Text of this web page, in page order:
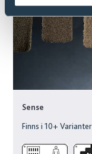
Sense
Finns i10+ Varianter